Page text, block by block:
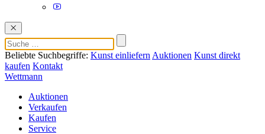
Beliebte Suchbegriffe: Kunst einliefern Auktionen Kunst direkt
kaufen Kontakt
Wettmann
Auktionen
Verkaufen
Kaufen
Service